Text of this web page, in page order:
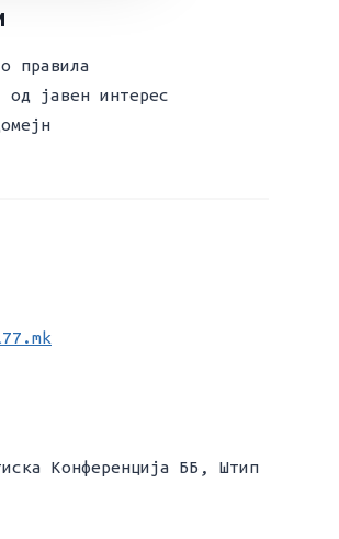
правила
од јавен интерес
Конференција ББ, Штип